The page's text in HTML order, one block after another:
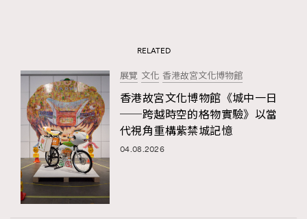
RELATED
展覽 文化 香港故宮文化博物館
香港故宮文化博物館《城中一日
──跨越時空的格物實驗》以當
代視角重構紫禁城記憶
04.08.2026